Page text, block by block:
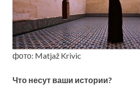
фото: Matjaž Krivic
Что несут ваши истории?